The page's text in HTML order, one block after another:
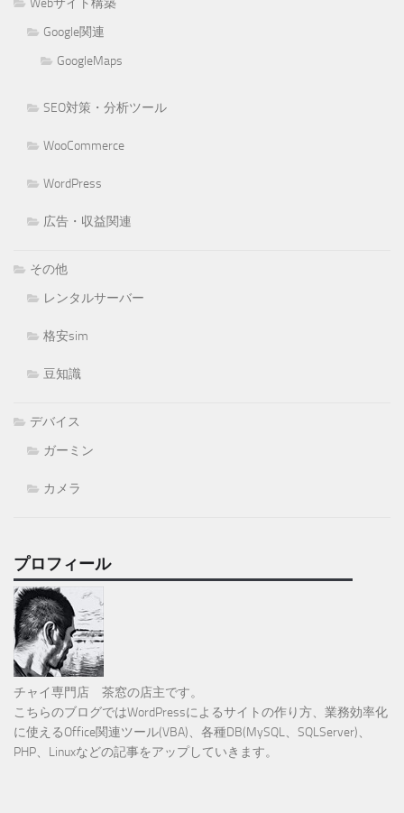
Webサイト構築
Google関連
GoogleMaps
SEO対策・分析ツール
WooCommerce
WordPress
広告・収益関連
その他
レンタルサーバー
格安sim
豆知識
デバイス
ガーミン
カメラ
プロフィール
チャイ専門店 茶窓の店主です。
こちらのブログではWordPressによるサイトの作り方、業務効率化
に使えるOffice関連ツール(VBA)、各種DB(MySQL、SQLServer)、
PHP、Linuxなどの記事をアップしていきます。